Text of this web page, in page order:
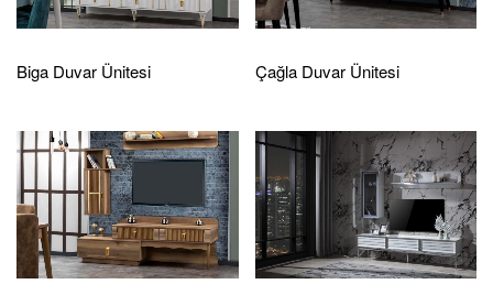
Biga Duvar Ünitesi Çağla Duvar Ünitesi